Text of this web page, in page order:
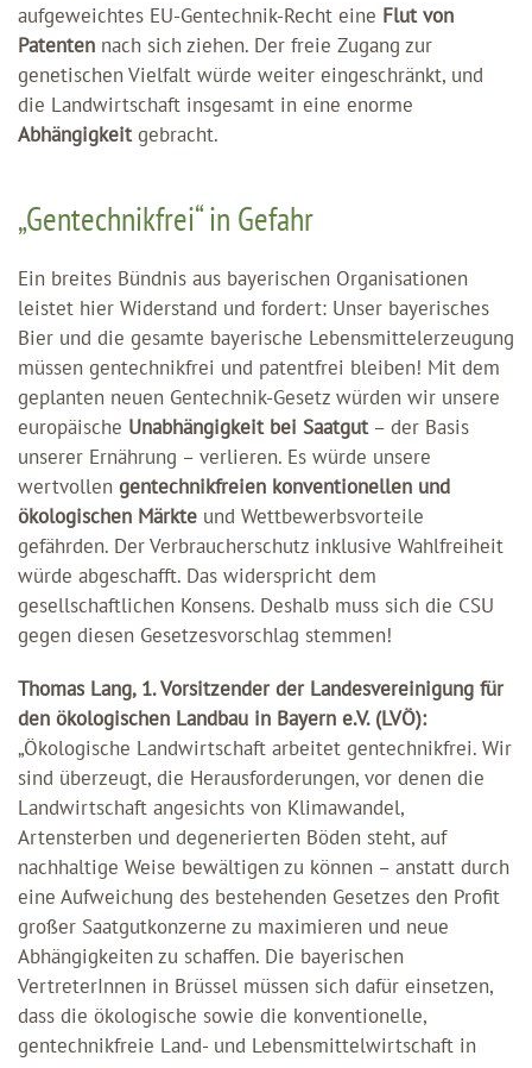
aufgeweichtes EU-Gentechnik-Recht eine Flut von
Patenten nach sich ziehen. Der freie Zugang zur
genetischen Vielfalt würde weiter eingeschränkt, und
die Landwirtschaft insgesamt in eine enorme
Abhängigkeitgebracht.
„Gentechnikfrei“ in Gefahr
Ein breites Bündnis aus bayerischen Organisationen
leistet hier Widerstand und fordert: Unser bayerisches
Bier und die gesamte bayerische Lebensmittelerzeugung
müssen gentechnikfrei und patentfrei bleiben! Mit dem
geplanten neuen Gentechnik-Gesetz würden wir unsere
europäische Unabhängigkeit bei Saatgut– der Basis
unserer Ernährung – verlieren. Es würde unsere
wertvollen gentechnikfreien konventionellen und
ökologischen Märkte und Wettbewerbsvorteile
gefährden. Der Verbraucherschutz inklusive Wahlfreiheit
würde abgeschafft. Das widerspricht dem
gesellschaftlichen Konsens. Deshalb muss sich die CSU
gegen diesen Gesetzesvorschlag stemmen!
Thomas Lang, 1. Vorsitzender der Landesvereinigung für
den ökologischen Landbau in Bayern e.V. (LVÖ):
„Ökologische Landwirtschaft arbeitet gentechnikfrei. Wir
sind überzeugt, die Herausforderungen, vor denen die
Landwirtschaft angesichts von Klimawandel,
Artensterben und degenerierten Böden steht, auf
nachhaltige Weise bewältigen zu können – anstatt durch
eine Aufweichung des bestehenden Gesetzes den Profit
großer Saatgutkonzerne zu maximieren und neue
Abhängigkeiten zu schaffen. Die bayerischen
VertreterInnen in Brüssel müssen sich dafür einsetzen,
dass die ökologische sowie die konventionelle,
gentechnikfreie Land- und Lebensmittelwirtschaft in